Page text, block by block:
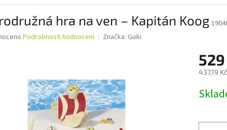
hra na ven – Kapitán Koog
Podrobnosti hodnocení Značka: Goki
437,19
cena: